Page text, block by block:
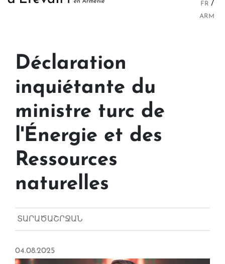
FR
ARM
Déclaration
inquiétante du
ministre turc de
l'Énergie et des
Ressources
naturelles
ՏԱՐԱԾԱՇՐՋԱՆ
04.08.2025